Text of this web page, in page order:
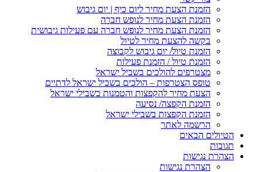
הזמנת הצעת מחיר ליום כיף | יום גיבוש
הזמנת הצעת מחיר לנופש חברה
הזמנת הצעת מחיר לנופש חברה עם פעילות גיבושית
בקשה להצעת מחיר לטיול
הזמנת טיול/ יום גיבוש לקבוצה
הזמנת טיול / הזמנת פעילות
מצטרפים להולכים בשביל ישראל
טופס הצטרפות – הולכים בשביל ישראל לדתיים
הצעת מחיר להקפצות והטמנות בשבילי ישראל
הזמנת הקפצה/ נסיעה
הזמנת הקפצות בשבילי ישראל
הרשמה לאתר
הטיולים הבאים
תגובות
הצהרת נגישות
הצהרת נגישות